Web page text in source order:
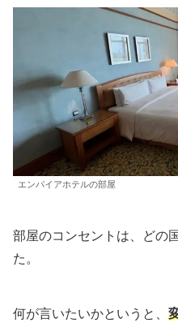
エンパイアホテルの部屋
部屋のコンセントは、どの
た。
何が言いたいかというと、